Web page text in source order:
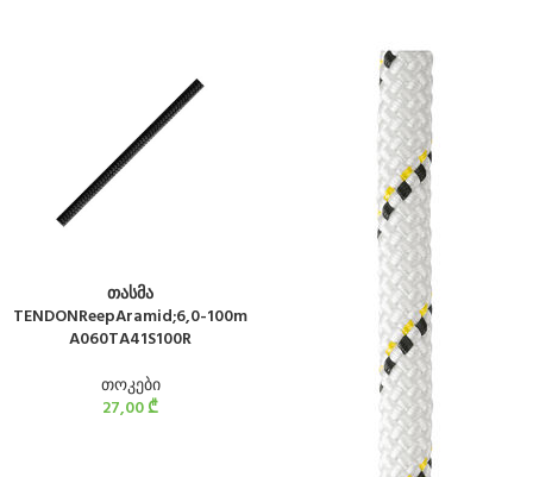
თასმა
TENDONReepAramid;6,0-100m
A060TA41S100R
თოკები
27,00₾